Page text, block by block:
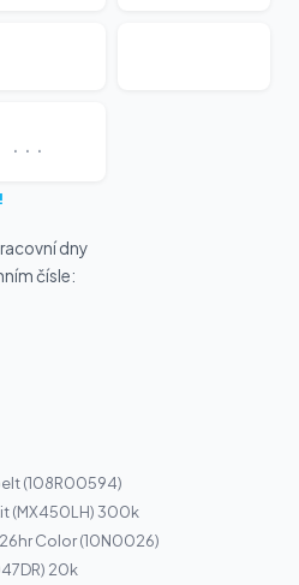
...
dny
čísle:
(108R00594)
(MX450LH) 300k
Color (10N0026)
20k